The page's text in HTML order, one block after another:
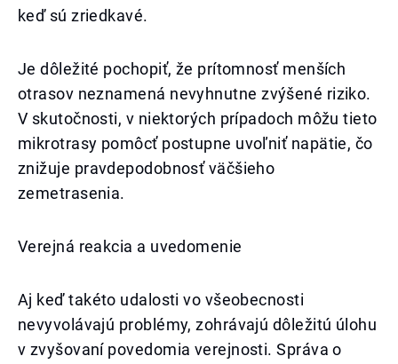
keď sú zriedkavé.
Je dôležité pochopiť, že prítomnosť menších
otrasov neznamená nevyhnutne zvýšené riziko.
V skutočnosti, v niektorých prípadoch môžu tieto
mikrotrasy pomôcť postupne uvoľniť napätie, čo
znižuje pravdepodobnosť väčšieho
zemetrasenia.
Verejná reakcia a uvedomenie
Aj keď takéto udalosti vo všeobecnosti
nevyvolávajú problémy, zohrávajú dôležitú úlohu
v zvyšovaní povedomia verejnosti. Správa o